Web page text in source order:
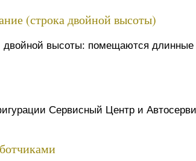
(строка двойной высоты)
двойной высоты: помещаются длинные
Сервисный Центр и